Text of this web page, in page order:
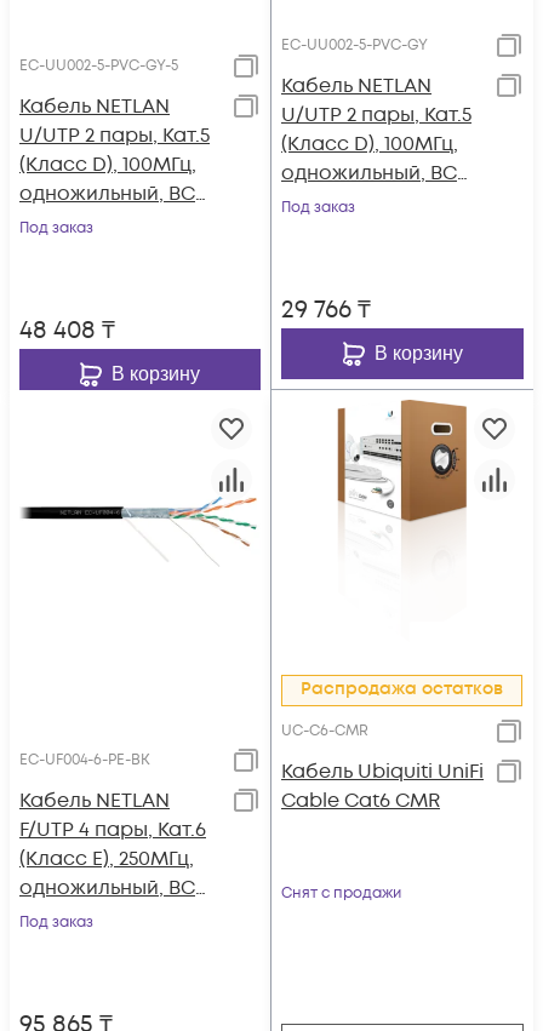
EC-UU002-5-PVC-GY-5
Кабель NETLAN
U/UTP 2 пары, Кат.5
(Класс D), 100МГц,
одножильный, BC
(чистая медь),
Под заказ
48 408 ₸
В корзину
EC-UU002-5-PVC-GY
Кабель NETLAN
U/UTP 2 пары, Кат.5
(Класс D), 100МГц,
одножильный, BC
(чистая медь),
Под заказ
29 766₸
В корзину
EC-UF004-6-PE-BK
Кабель NETLAN
F/UTP 4 пары, Кат.6
(Класс E), 250МГц,
одножильный, BC
(чистая медь),
Под заказ
Распродажа остатков
UC-C6-CMR
Кабель Ubiquiti UniFi
Cable Cat6 CMR
Снят с продажи